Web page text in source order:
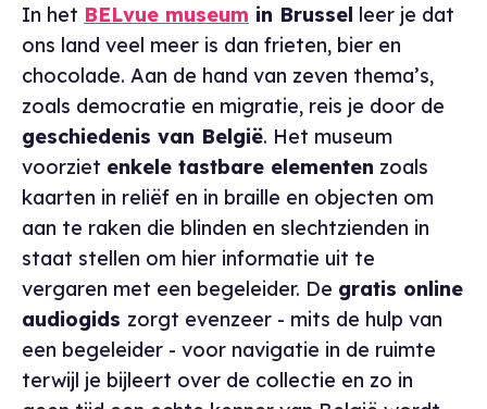
In het BELvue museum in Brussel leer je dat
ons land veel meer is dan frieten, bier en
chocolade. Aan de hand van zeven thema’s,
zoals democratie en migratie, reis je door de
geschiedenis van België. Het museum
voorziet enkele tastbare elementen zoals
kaarten in reliëf en in braille en objecten om
aan te raken die blinden en slechtzienden in
staat stellen om hier informatie uit te
vergaren met een begeleider. De gratis online
audiogids zorgt evenzeer - mits de hulp van
een begeleider - voor navigatie in de ruimte
terwijl je bijleert over de collectie en zo in